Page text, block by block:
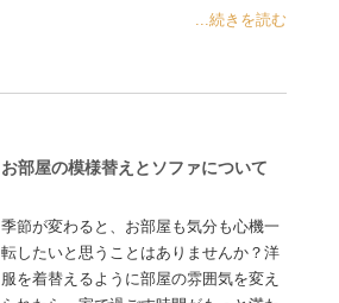
...続きを読む
お部屋の模様替えとソファについて
季節が変わると、お部屋も気分も心機一
転したいと思うことはありませんか？洋
服を着替えるように部屋の雰囲気を変え